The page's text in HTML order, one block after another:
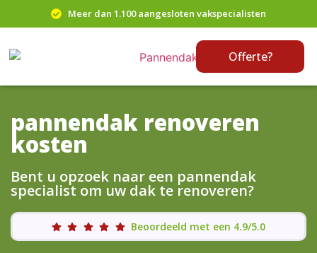
Meer dan 1.100 aangesloten vakspecialisten
Offerte?
pannendak renoveren
kosten
Bent u opzoek naar een pannendak
specialist om uw dak te renoveren?
Beoordeeld met een 4.9/5.0